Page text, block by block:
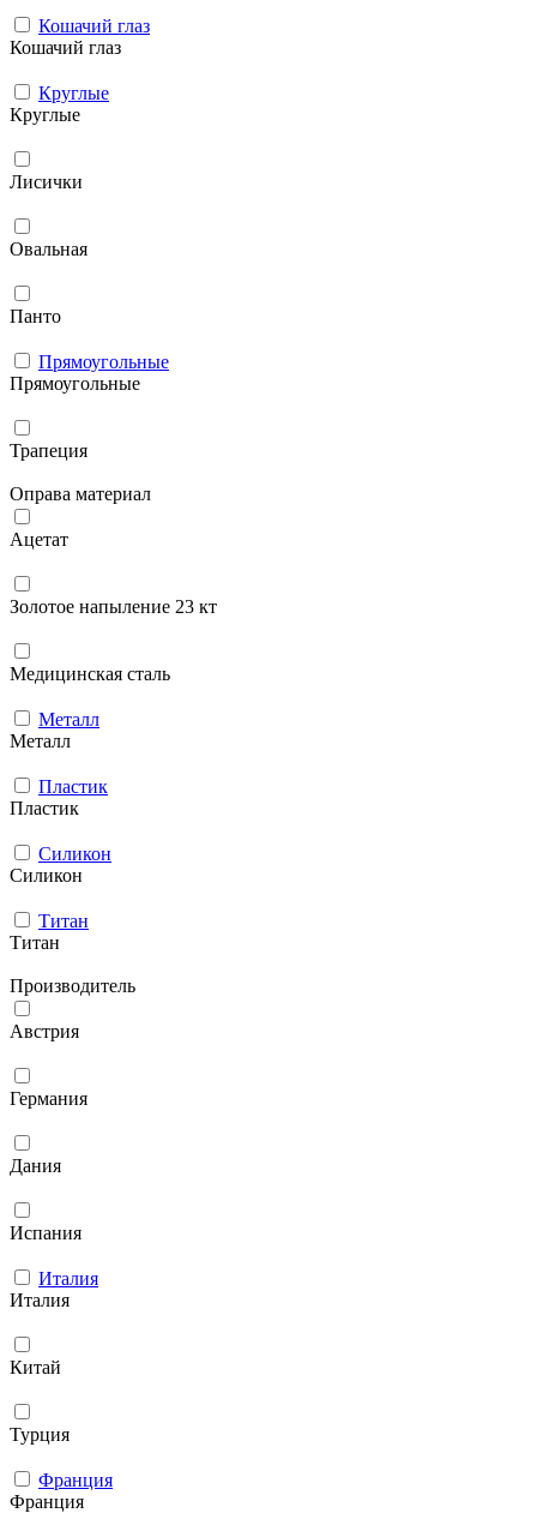
Кошачий глаз
Кошачий глаз
Круглые
Круглые
Лисички
Овальная
Панто
Прямоугольные
Прямоугольные
Трапеция
Оправа материал
Ацетат
Золотое напыление 23 кт
Медицинская сталь
Металл
Металл
Пластик
Пластик
Силикон
Силикон
Титан
Титан
Производитель
Австрия
Германия
Дания
Испания
Италия
Италия
Китай
Турция
Франция
Франция